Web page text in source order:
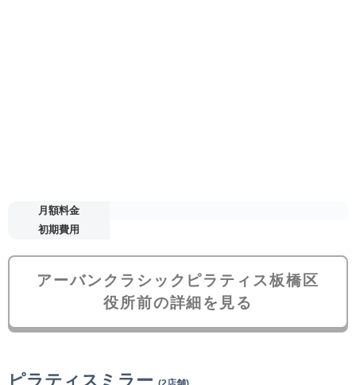
月額料金
初期費用
アーバンクラシックピラティス板橋区
役所前の詳細を見る
ピラティスミラー